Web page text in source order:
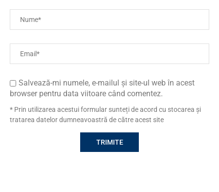
Salvează-mi numele, e-mailul și site-ul web în acest
browser pentru data viitoare când comentez.
* Prin utilizarea acestui formular sunteți de acord cu stocarea și
tratarea datelor dumneavoastră de către acest site